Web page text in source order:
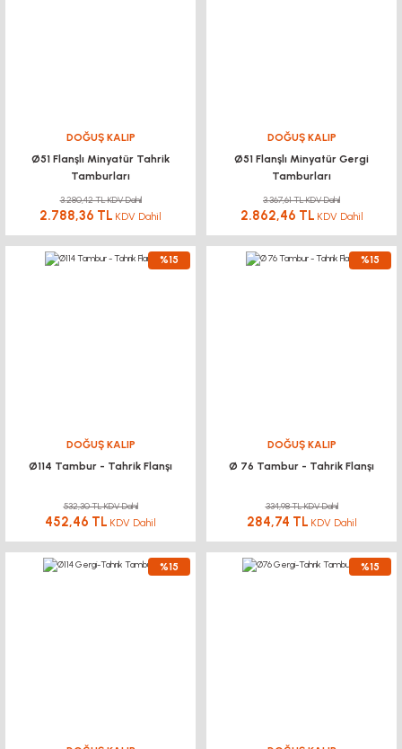
DOĞUŞ KALIP
Ø51 Flanşlı Minyatür Tahrik
Tamburları
3.280,42 TL KDV Dahil
2.788,36 TL KDV Dahil
DOĞUŞ KALIP
Ø51 Flanşlı Minyatür Gergi
Tamburları
3.367,61 TL KDV Dahil
2.862,46 TL KDV Dahil
%15
DOĞUŞ KALIP
Ø114 Tambur - Tahrik Flanşı
532,30 TL KDV Dahil
452,46 TL KDV Dahil
%15
DOĞUŞ KALIP
Ø 76 Tambur - Tahrik Flanşı
334,98 TL KDV Dahil
284,74 TL KDV Dahil
%15 %15